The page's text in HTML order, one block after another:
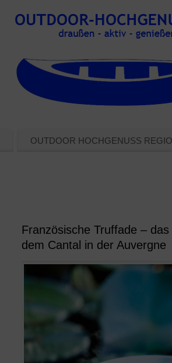
OUTDOOR HOCHGENUSS
Französische Truffade –
dem Cantal in der Auvergne